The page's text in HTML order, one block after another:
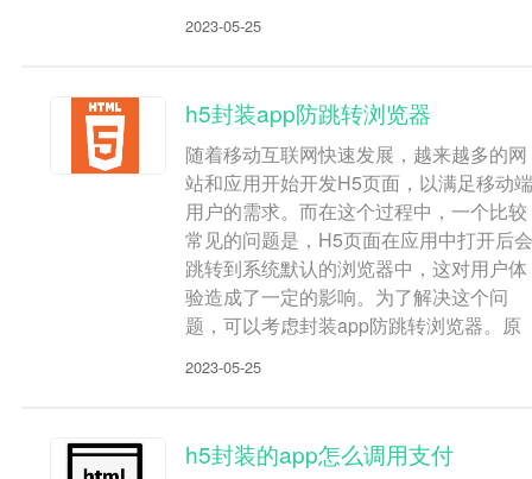
2023-05-25
h5封装app防跳转浏览器
随着移动互联网快速发展，越来越多的网
站和应用开始开发H5页面，以满足移动端
用户的需求。而在这个过程中，一个比较
常见的问题是，H5页面在应用中打开后会
跳转到系统默认的浏览器中，这对用户体
验造成了一定的影响。为了解决这个问
题，可以考虑封装app防跳转浏览器。原
2023-05-25
h5封装的app怎么调用支付